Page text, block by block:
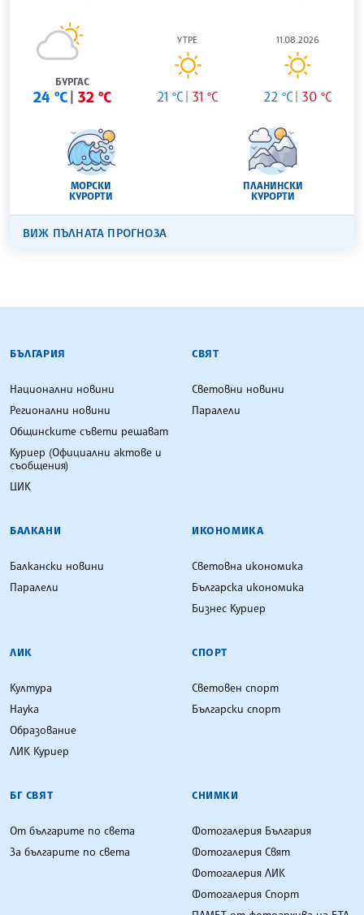
БУРГАС
24 °C 32 °C
УТРЕ
21 °C 31 °C
11.08.2026
22 °C 30 °C
МОРСКИ
КУРОРТИ
ПЛАНИНСКИ
КУРОРТИ
ВИЖ ПЪЛНАТА ПРОГНОЗА
БЪЛГАРСКА ТЕЛЕГРАФНА АГЕНЦИЯ
БЪЛГАРИЯ
Национални новини
Регионални новини
Общинските съвети решават
Куриер (Официални актове и
съобщения)
ЦИК
СВЯТ
Световни новини
Паралели
БАЛКАНИ
Балкански новини
Паралели
ИКОНОМИКА
Световна икономика
Българска икономика
Бизнес Куриер
ЛИК
Култура
Наука
Образование
ЛИК Куриер
СПОРТ
Световен спорт
Български спорт
БГ СВЯТ
От българите по света
За българите по света
СНИМКИ
Фотогалерия България
Фотогалерия Свят
Фотогалерия ЛИК
Фотогалерия Спорт